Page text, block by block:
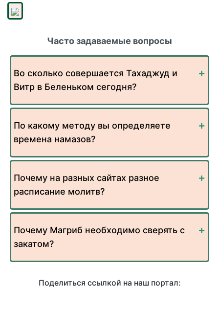
Часто задаваемые вопросы
Во сколько совершается Тахаджуд и
Витр в Беленьком сегодня?
По какому методу вы определяете
времена намазов?
Почему на разных сайтах разное
расписание молитв?
Почему Магриб необходимо сверять с
закатом?
Поделиться ссылкой на наш портал: